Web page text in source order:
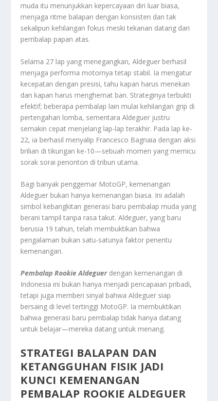
muda itu menunjukkan kepercayaan diri luar biasa,
menjaga ritme balapan dengan konsisten dan tak
sekalipun kehilangan fokus meski tekanan datang dari
pembalap papan atas.
Selama 27 lap yang menegangkan, Aldeguer berhasil
menjaga performa motornya tetap stabil. Ia mengatur
kecepatan dengan presisi, tahu kapan harus menekan
dan kapan harus menghemat ban. Strateginya terbukti
efektif; beberapa pembalap lain mulai kehilangan grip di
pertengahan lomba, sementara Aldeguer justru
semakin cepat menjelang lap-lap terakhir. Pada lap ke-
22, ia berhasil menyalip Francesco Bagnaia dengan aksi
brilian di tikungan ke-10—sebuah momen yang memicu
sorak sorai penonton di tribun utama.
Bagi banyak penggemar MotoGP, kemenangan
Aldeguer bukan hanya kemenangan biasa. Ini adalah
simbol kebangkitan generasi baru pembalap muda yang
berani tampil tanpa rasa takut. Aldeguer, yang baru
berusia 19 tahun, telah membuktikan bahwa
pengalaman bukan satu-satunya faktor penentu
kemenangan.
Pembalap Rookie Aldeguer dengan kemenangan di
Indonesia ini bukan hanya menjadi pencapaian pribadi,
tetapi juga memberi sinyal bahwa Aldeguer siap
bersaing di level tertinggi MotoGP. Ia membuktikan
bahwa generasi baru pembalap tidak hanya datang
untuk belajar—mereka datang untuk menang.
STRATEGI BALAPAN DAN
KETANGGUHAN FISIK JADI
KUNCI KEMENANGAN
PEMBALAP ROOKIE ALDEGUER